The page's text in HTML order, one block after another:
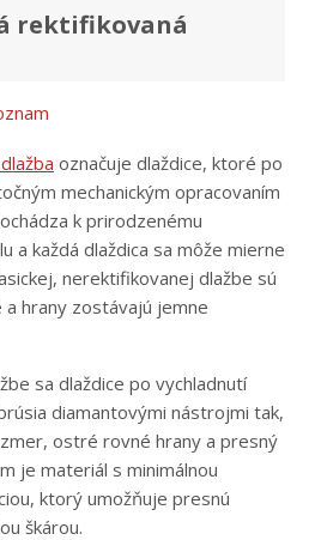
rektifikovaná
označuje dlaždice, ktoré po
mechanickým opracovaním
k prirodzenému
a každá dlaždica sa môže mierne
nerektifikovanej dlažbe sú
hrany zostávajú jemne
sa dlaždice po vychladnutí
diamantovými nástrojmi tak,
ostré rovné hrany a presný
je materiál s minimálnou
ktorý umožňuje presnú
škárou.